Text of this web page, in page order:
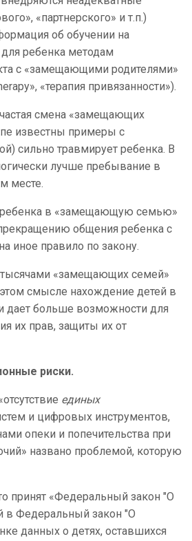
«партнерского» и т.п.)
об обучении на
ребенка методам
с «замещающими родителями»
«терапия привязанности»).
смена «замещающих
известны примеры с
сильно травмирует ребенка. В
лучше пребывание в
месте.
в «замещающую семью»
общения ребенка с
иное правило по закону.
«замещающих семей»
смысле нахождение детей в
дает больше возможности для
их прав, защиты их от
риски.
единых
и цифровых инструментов,
опеки и попечительства при
названо проблемой, которую
«Федеральный закон "О
в Федеральный закон "О
данных о детях, оставшихся